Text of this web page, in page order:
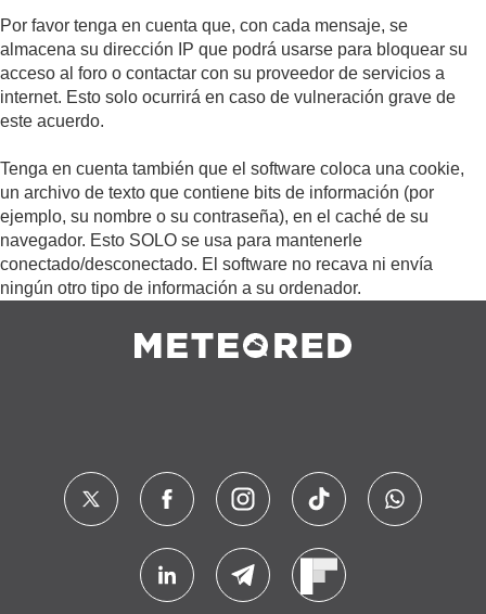
Por favor tenga en cuenta que, con cada mensaje, se
almacena su dirección IP que podrá usarse para bloquear su
acceso al foro o contactar con su proveedor de servicios a
internet. Esto solo ocurrirá en caso de vulneración grave de
este acuerdo.
Tenga en cuenta también que el software coloca una cookie,
un archivo de texto que contiene bits de información (por
ejemplo, su nombre o su contraseña), en el caché de su
navegador. Esto SOLO se usa para mantenerle
conectado/desconectado. El software no recava ni envía
ningún otro tipo de información a su ordenador.